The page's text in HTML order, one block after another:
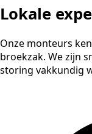
Lokale
Onze monteurs
broekzak. We zijn
storing vakkundig